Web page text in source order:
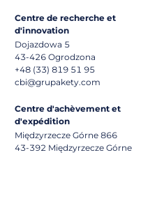
Centre de recherche et
d'innovation
Dojazdowa 5
43-426 Ogrodzona
+48 (33) 819 51 95
cbi@grupakety.com
Centre d'achèvement et
d'expédition
Międzyrzecze Górne 866
43-392 Międzyrzecze Górne